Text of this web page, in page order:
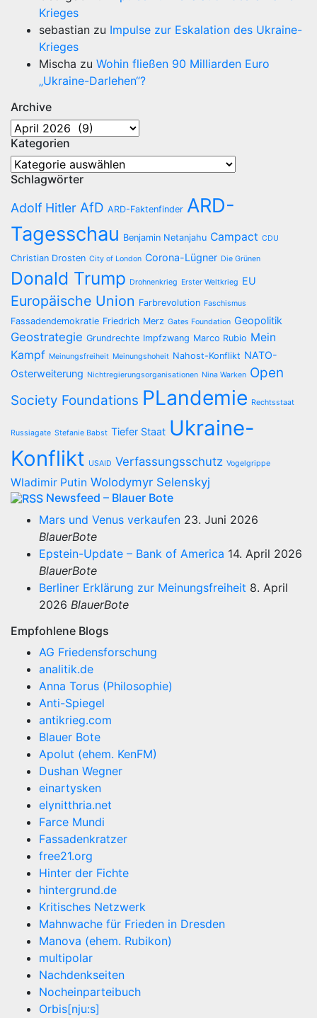
Krieges
sebastian zu Impulse zur Eskalation des Ukraine-
Krieges
Mischa zu Wohin fließen 90 Milliarden Euro
„Ukraine-Darlehen“?
Archive
Archive
Kategorien
Kategorien
Schlagwörter
Adolf Hitler AfD ARD-Faktenfinder ARD-
Tagesschau Benjamin Netanjahu Campact CDU
Christian Drosten City of London Corona-Lügner Die Grünen
Donald Trump Drohnenkrieg Erster Weltkrieg EU
Europäische Union Farbrevolution Faschismus
Fassadendemokratie Friedrich Merz Gates Foundation Geopolitik
Geostrategie Grundrechte Impfzwang Marco Rubio Mein
Kampf Meinungsfreiheit Meinungshoheit Nahost-Konflikt NATO-
Osterweiterung Nichtregierungsorganisationen Nina Warken Open
Society Foundations PLandemie Rechtsstaat
Russiagate Stefanie Babst Tiefer Staat Ukraine-
Konflikt USAID Verfassungsschutz Vogelgrippe
Wladimir Putin Wolodymyr Selenskyj
Newsfeed – Blauer Bote
Mars und Venus verkaufen 23. Juni 2026
BlauerBote
Epstein-Update – Bank of America 14. April 2026
BlauerBote
Berliner Erklärung zur Meinungsfreiheit 8. April
2026 BlauerBote
Empfohlene Blogs
AG Friedensforschung
analitik.de
Anna Torus (Philosophie)
Anti-Spiegel
antikrieg.com
Blauer Bote
Apolut (ehem. KenFM)
Dushan Wegner
einartysken
elynitthria.net
Farce Mundi
Fassadenkratzer
free21.org
Hinter der Fichte
hintergrund.de
Kritisches Netzwerk
Mahnwache für Frieden in Dresden
Manova (ehem. Rubikon)
multipolar
Nachdenkseiten
Nocheinparteibuch
Orbis[nju:s]